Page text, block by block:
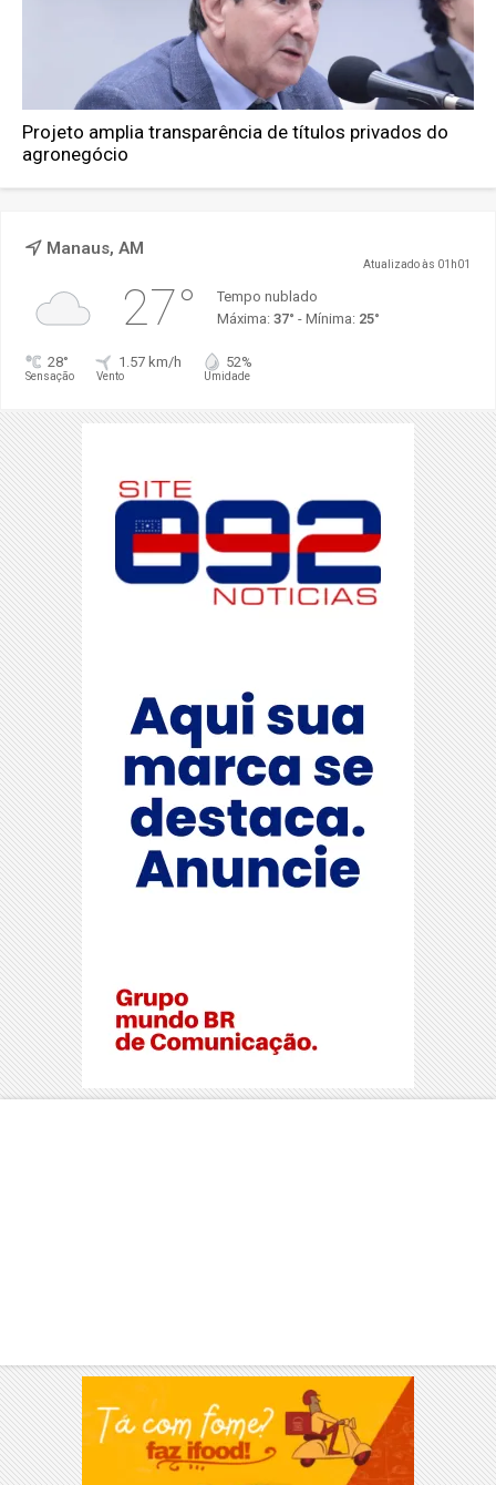
Projeto amplia transparência de títulos privados do
agronegócio
Manaus, AM
Atualizado às 01h01
27°
Tempo nublado
Máxima: 37° - Mínima: 25°
28°
Sensação
1.57 km/h
Vento
52%
Umidade